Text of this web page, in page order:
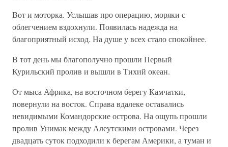
Вот и моторка. Услышав про операцию, моряки с
облегчением вздохнули. Появилась надежда на
благоприятный исход. На душе у всех стало спокойнее.
В тот день мы благополучно прошли Первый
Курильский пролив и вышли в Тихий океан.
От мыса Африка, на восточном берегу Камчатки,
повернули на восток. Справа вдалеке оставались
невидимыми Командорские острова. На ощупь прошли
пролив Унимак между Алеутскими островами. Через
двадцать суток подходили к берегам Америки, а туман и